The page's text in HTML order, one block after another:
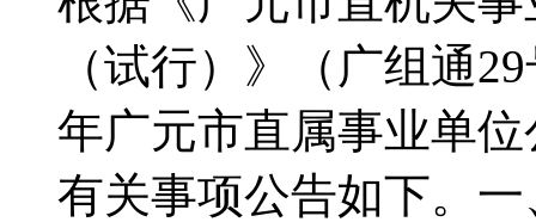
（试行）》（广组通
年广元市直属事业单
有关事项公告如下。